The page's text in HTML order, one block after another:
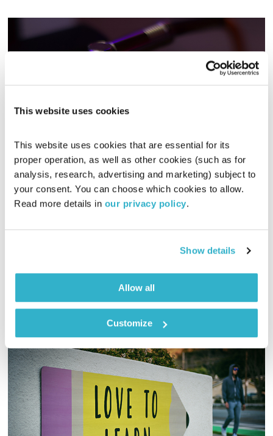
This website uses cookies
This website uses cookies that are essential for its
proper operation, as well as other cookies (such as for
analysis, research, advertising and marketing) subject to
your consent. You can choose which cookies to allow.
Read more details in our privacy policy.
Show details
Allow all
Customize
המחסן של יוסי בבליקי – 17.2.22
המחסן של יוסי בבליקי
רובן להבויוסי בבליקי